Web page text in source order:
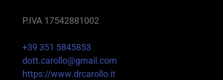
P.IVA 17542881002
+39 351 5845853
dott.carollo@gmail.com
https://www.drcarollo.it